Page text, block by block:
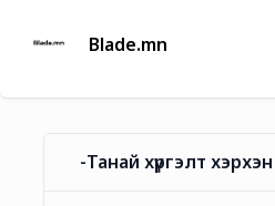
Blade.mn
-Танай хүргэлт